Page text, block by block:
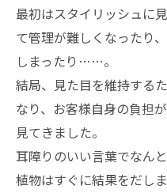
最初はスタイリッシュに
て管理が難しくなったり
しまったり……。
結局、見た目を維持する
なり、お客様自身の負担
見てきました。
耳障りのいい言葉でなん
植物はすぐに結果をだし